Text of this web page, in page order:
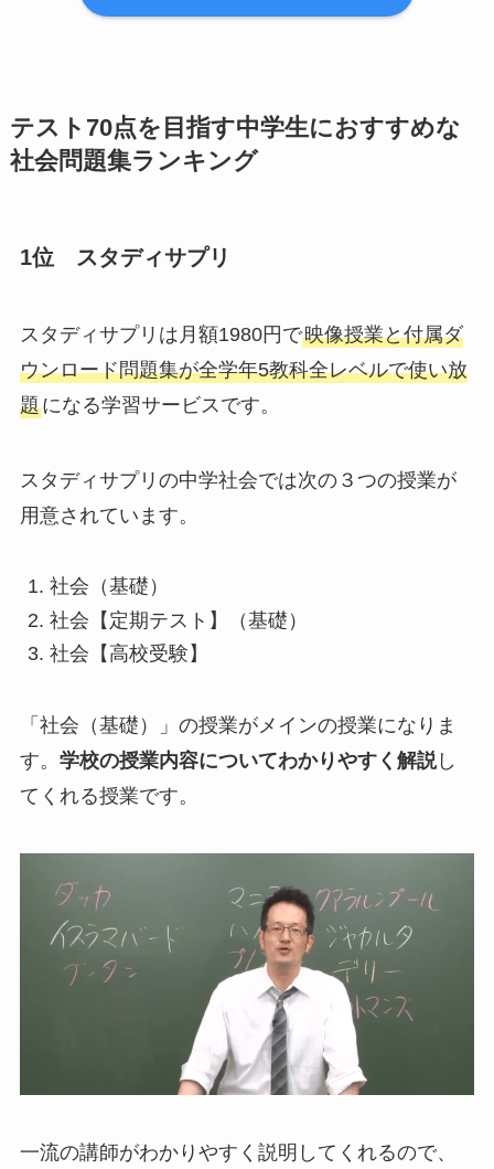
テスト70点を目指す中学生におすすめな
社会問題集ランキング
1位 スタディサプリ
スタディサプリは月額1980円で映像授業と付属ダ
ウンロード問題集が全学年5教科全レベルで使い放
題になる学習サービスです。
スタディサプリの中学社会では次の３つの授業が
用意されています。
社会（基礎）
社会【定期テスト】（基礎）
社会【高校受験】
「社会（基礎）」の授業がメインの授業になりま
す。 学校の授業内容についてわかりやすく解説し
てくれる授業です。
一流の講師がわかりやすく説明してくれるので、